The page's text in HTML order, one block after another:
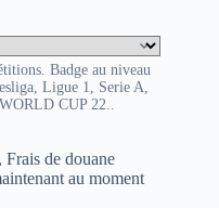
Badge au niveau
Ligue 1, Serie A,
CUP 22..
de douane
au moment